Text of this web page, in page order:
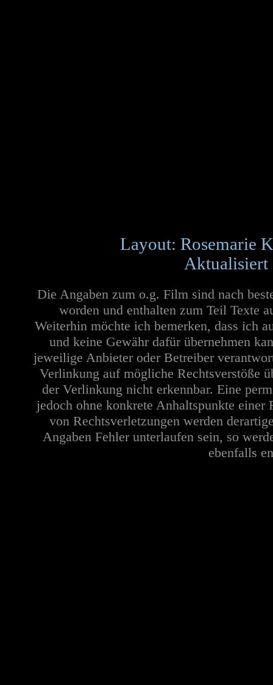
Layout: Rosemarie
Aktualisiert
Die Angaben zum o.g. Film sind nach
worden und enthalten zum Teil Texte
Weiterhin möchte ich bemerken, dass ich
und keine Gewähr dafür übernehmen
jeweilige Anbieter oder Betreiber
Verlinkung auf mögliche Rechtsverstöße
der Verlinkung nicht erkennbar. Eine
jedoch ohne konkrete Anhaltspunkte
von Rechtsverletzungen werden
Angaben Fehler unterlaufen sein, so
ebenfalls